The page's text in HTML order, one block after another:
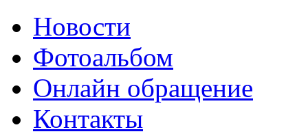
Новости
Фотоальбом
Онлайн обращение
Контакты